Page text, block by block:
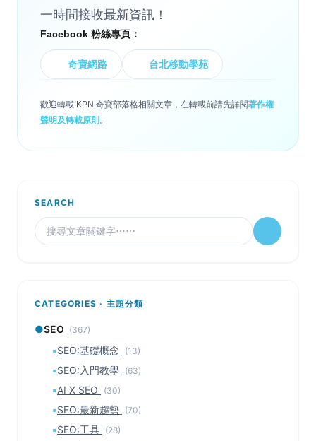
一時間接收最新資訊！
Facebook 粉絲專頁：
奇寶網路 台北移動學苑
歡迎轉載 KPN 奇寶部落格相關文章，在轉載前請先詳閱著作權
聲明及轉載原則 。
SEARCH
CATEGORIES · 主題分類
●SEO (367)
▪SEO:基礎概念 (13)
▪SEO:入門教學 (63)
▪AI X SEO (30)
▪SEO:最新趨勢 (70)
▪SEO:工具 (28)